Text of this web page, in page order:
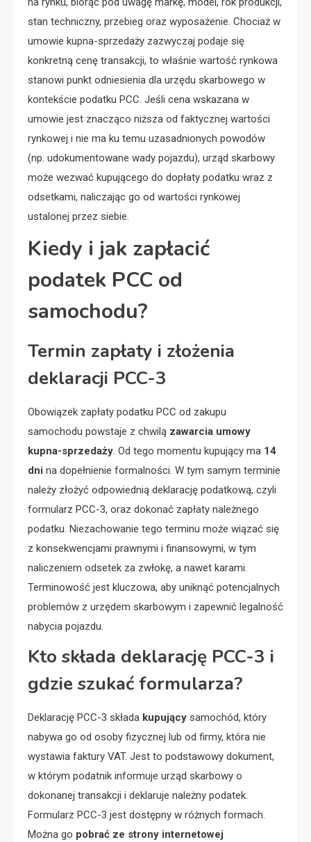
stan techniczny, przebieg oraz wyposażenie. Chociaż w
umowie kupna-sprzedaży zazwyczaj podaje się
konkretną cenę transakcji, to właśnie wartość rynkowa
stanowi punkt odniesienia dla urzędu skarbowego w
kontekście podatku PCC. Jeśli cena wskazana w
umowie jest znacząco niższa od faktycznej wartości
rynkowej i nie ma ku temu uzasadnionych powodów
(np. udokumentowane wady pojazdu), urząd skarbowy
może wezwać kupującego do dopłaty podatku wraz z
odsetkami, naliczając go od wartości rynkowej
ustalonej przez siebie.
Kiedy i jak zapłacić
podatek PCC od
samochodu?
Termin zapłaty i złożenia
deklaracji PCC-3
Obowiązek zapłaty podatku PCC od zakupu
samochodu powstaje z chwilą zawarcia umowy
kupna-sprzedaży. Od tego momentu kupujący ma 14
dni na dopełnienie formalności. W tym samym terminie
należy złożyć odpowiednią deklarację podatkową, czyli
formularz PCC-3, oraz dokonać zapłaty należnego
podatku. Niezachowanie tego terminu może wiązać się
z konsekwencjami prawnymi i finansowymi, w tym
naliczeniem odsetek za zwłokę, a nawet karami.
Terminowość jest kluczowa, aby uniknąć potencjalnych
problemów z urzędem skarbowym i zapewnić legalność
nabycia pojazdu.
Kto składa deklarację PCC-3 i
gdzie szukać formularza?
Deklarację PCC-3 składa kupujący samochód, który
nabywa go od osoby fizycznej lub od firmy, która nie
wystawia faktury VAT. Jest to podstawowy dokument,
w którym podatnik informuje urząd skarbowy o
dokonanej transakcji i deklaruje należny podatek.
Formularz PCC-3 jest dostępny w różnych formach.
Można go pobrać ze strony internetowej